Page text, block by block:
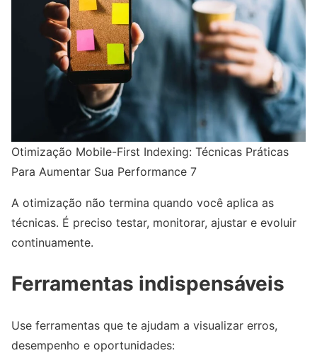
Otimização Mobile-First Indexing: Técnicas Práticas
Para Aumentar Sua Performance 7
A otimização não termina quando você aplica as
técnicas. É preciso testar, monitorar, ajustar e evoluir
continuamente.
Ferramentas indispensáveis
Use ferramentas que te ajudam a visualizar erros,
desempenho e oportunidades: